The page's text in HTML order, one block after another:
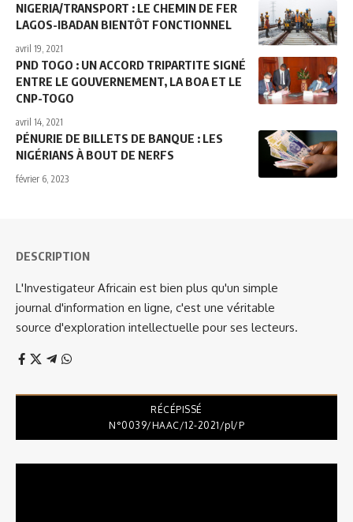
NIGERIA/TRANSPORT : LE CHEMIN DE FER
LAGOS-IBADAN BIENTÔT FONCTIONNEL
avril 19, 2021
PND TOGO : UN ACCORD TRIPARTITE SIGNÉ
ENTRE LE GOUVERNEMENT, LA BOA ET LE
CNP-TOGO
avril 14, 2021
PÉNURIE DE BILLETS DE BANQUE : LES
NIGÉRIANS À BOUT DE NERFS
février 6, 2023
DESCRIPTION
L'Investigateur Africain est bien plus qu'un simple
journal d'information en ligne, c'est une véritable
source d'exploration intellectuelle pour ses lecteurs.
RÉCÉPISSÉ
N°0039/HAAC/12-2021/pl/P